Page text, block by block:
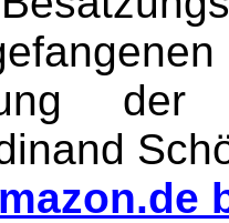
der